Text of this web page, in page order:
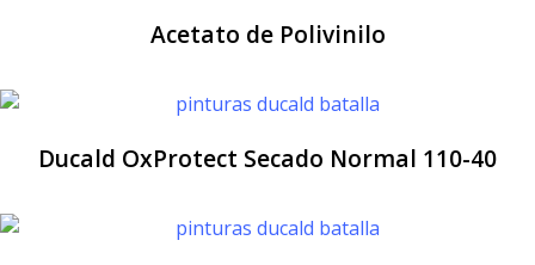
Acetato de Polivinilo
Ducald OxProtect Secado Normal 110-40